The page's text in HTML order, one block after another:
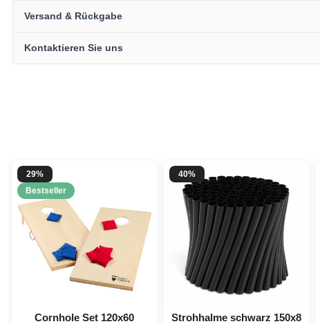
Versand & Rückgabe
Kontaktieren Sie uns
29%
Bestseller
Cornhole Set 120x60
40%
Strohhalme schwarz 150x8